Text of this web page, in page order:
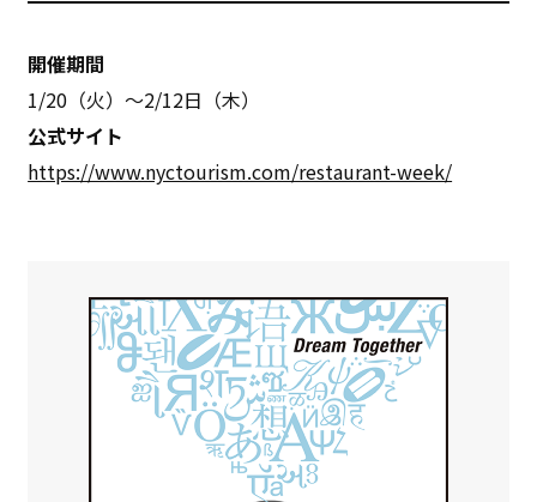
開催期間
1/20（火）〜2/12日（木）
公式サイト
https://www.nyctourism.com/restaurant-week/